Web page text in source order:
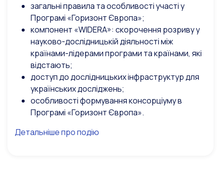
загальні правила та особливості участі у
Програмі «Горизонт Європа»;
компонент «WIDERA»: скорочення розриву у
науково-дослідницькій діяльності між
країнами-лідерами програми та країнами, які
відстають;
доступ до дослідницьких інфраструктур для
українських досліджень;
особливості формування консорціуму в
Програмі «Горизонт Європа».
Детальніше про подію